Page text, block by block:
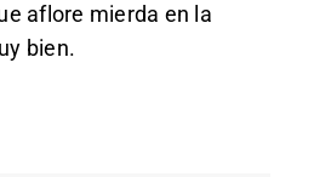
aflore mierda en la
bien.